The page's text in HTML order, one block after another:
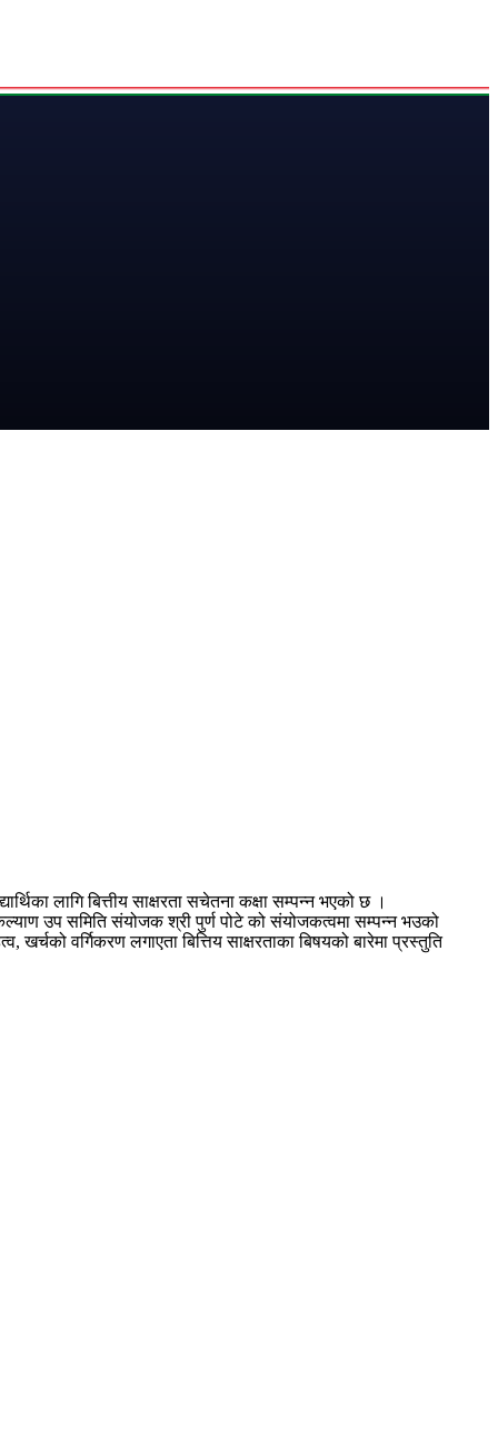
लागि बित्तीय साक्षरता सचेतना कक्षा सम्पन्न भएको छ ।
उप समिति संयोजक श्री पुर्ण पोटे को संयोजकत्वमा सम्पन्न भउको
वर्गिकरण लगाएता बित्तिय साक्षरताका बिषयको बारेमा प्रस्तुति